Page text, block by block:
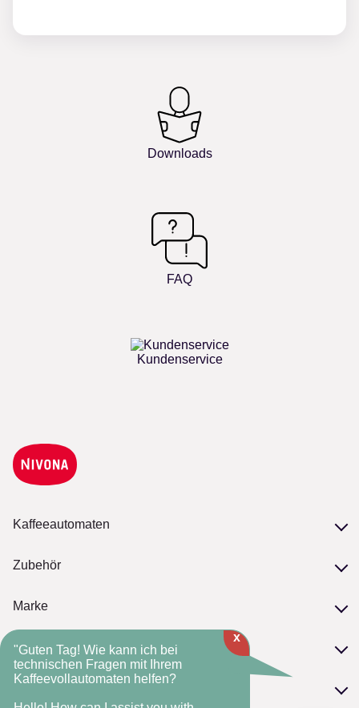
Downloads
FAQ
Kundenservice
Kaffeeautomaten
Unsere Serien
Zubehör
Marke
NIVONA-Standards
Die NIVONA-Historie
Fachhandelsmarke
Service
Serviceversprechen
Kontakt
FAQ
"Guten Tag! Wie kann ich bei
technischen Fragen mit Ihrem
Kaffeevollautomaten helfen?
x